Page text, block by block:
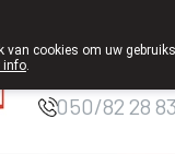
Apotheek
WIEKE
050/82 28 83
van cookies om uw
info.